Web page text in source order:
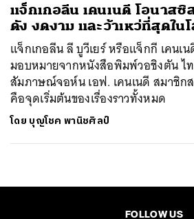
แจ็กเกอลีน เคนเนดี โอนาสซิ
ดัง งดงาม และว้าเหว่ที่สุดใน
แจ็กเกอลีน ลี บูวีเยร์ หรือแจ็กกี เคนเ
มอบหมายจากหนังสือพิมพ์วอชิงตัน ไ
สัมภาษณ์จอห์น เอฟ. เคนเนดี สมาชิก
คือจุดเริ่มต้นของเรื่องราวทั้งหมด
โดย บุญโชค พานิชศิลป์
FOLLOW US